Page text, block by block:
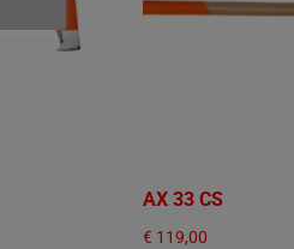
AX 33 CS
€ 119,00